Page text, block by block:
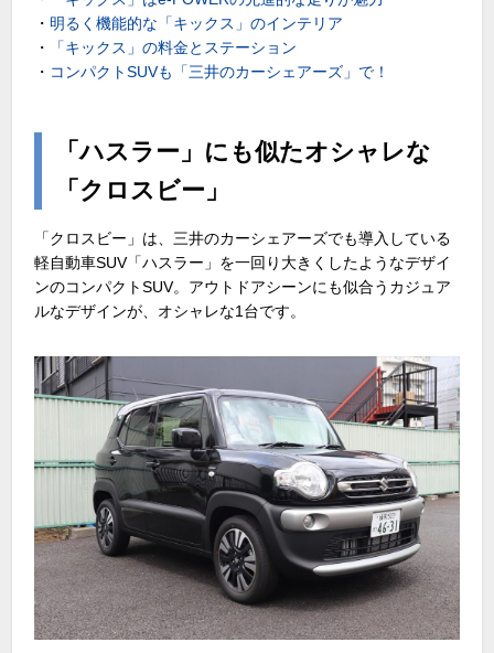
・ 明るく機能的な「キックス」のインテリア
・
「キックス」の料金とステーション
・ コンパクトSUVも「三井のカーシェアーズ」で！
「ハスラー」にも似たオシャレな
「クロスビー」
「クロスビー」は、三井のカーシェアーズでも導入している
軽自動車SUV「ハスラー」を一回り大きくしたようなデザイ
ンのコンパクトSUV。アウトドアシーンにも似合うカジュア
ルなデザインが、オシャレな1台です。